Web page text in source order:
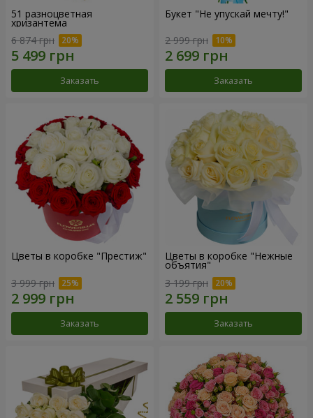
51 разноцветная
хризантема
6 874 грн
Заказать
Букет "Не упускай мечту!"
2 999 грн
Заказать
Цветы в коробке "Престиж"
3 999 грн
Заказать
Цветы в коробке "Нежные
объятия"
3 199 грн
Заказать